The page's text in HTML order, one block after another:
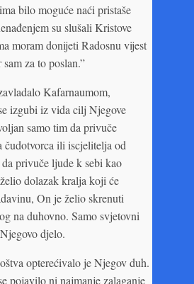
bilo moguće naći pristaše
su slušali Kristove
moram donijeti Radosnu vijest
za to poslan.”
Kafarnaumom,
izgubi iz vida cilj Njegove
samo tim da privuče
čudotvorca ili iscjelitelja od
privuče ljude k sebi kao
dolazak kralja koji će
On je želio skrenuti
na duhovno. Samo svjetovni
djelo.
opterećivalo je Njegov duh.
pojavilo ni najmanje zalaganje